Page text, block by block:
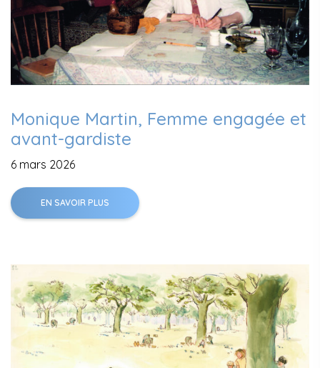
Monique Martin, Femme engagée et
avant-gardiste
6 mars 2026
EN SAVOIR PLUS